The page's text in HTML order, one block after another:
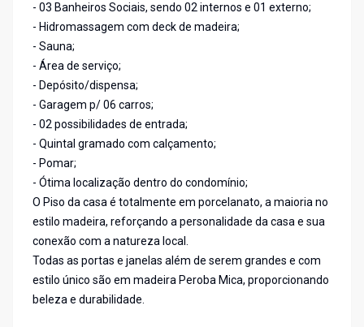
- 03 Banheiros Sociais, sendo 02 internos e 01 externo;
- Hidromassagem com deck de madeira;
- Sauna;
- Área de serviço;
- Depósito/dispensa;
- Garagem p/ 06 carros;
- 02 possibilidades de entrada;
- Quintal gramado com calçamento;
- Pomar;
- Ótima localização dentro do condomínio;
O Piso da casa é totalmente em porcelanato, a maioria no
estilo madeira, reforçando a personalidade da casa e sua
conexão com a natureza local.
Todas as portas e janelas além de serem grandes e com
estilo único são em madeira Peroba Mica, proporcionando
beleza e durabilidade.